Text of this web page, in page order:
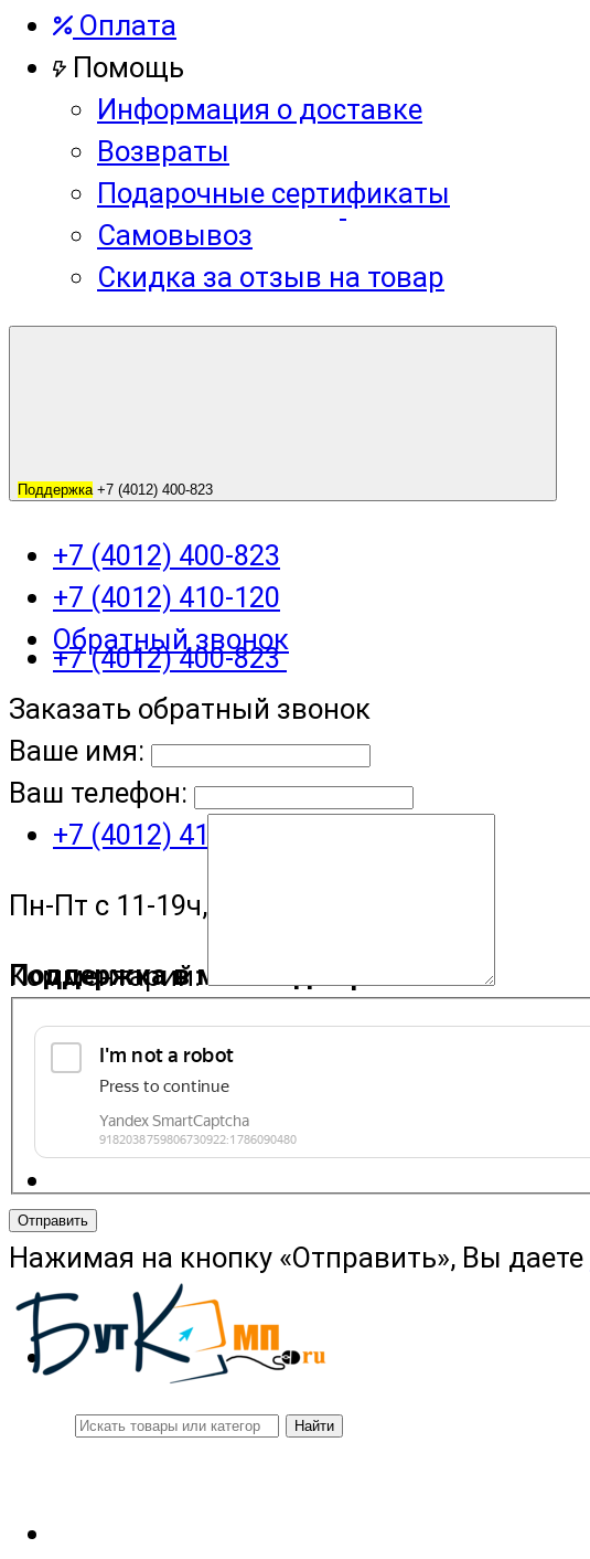
+7 (4012) 400-823
+7 (4012) 410-120
Пн-Пт с 11-19ч, Сб с 11-15ч
Поддержка в мессенджере
Оплата
Помощь
Информация о доставке
Возвраты
Подарочные сертификаты
Самовывоз
Скидка за отзыв на товар
Поддержка+7 (4012) 400-823
+7 (4012) 400-823
+7 (4012) 410-120
Обратный звонок
Заказать обратный звонок
Ваше имя:
Ваш телефон:
Комментарий:
Отправить
Нажимая на кнопку «Отправить», Вы даете
Найти